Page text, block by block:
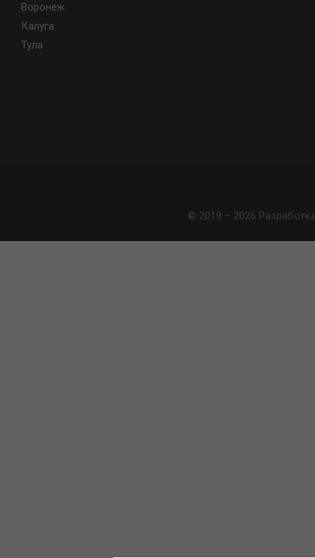
Воронеж
Калуга
Тула
© 2019 – 2026